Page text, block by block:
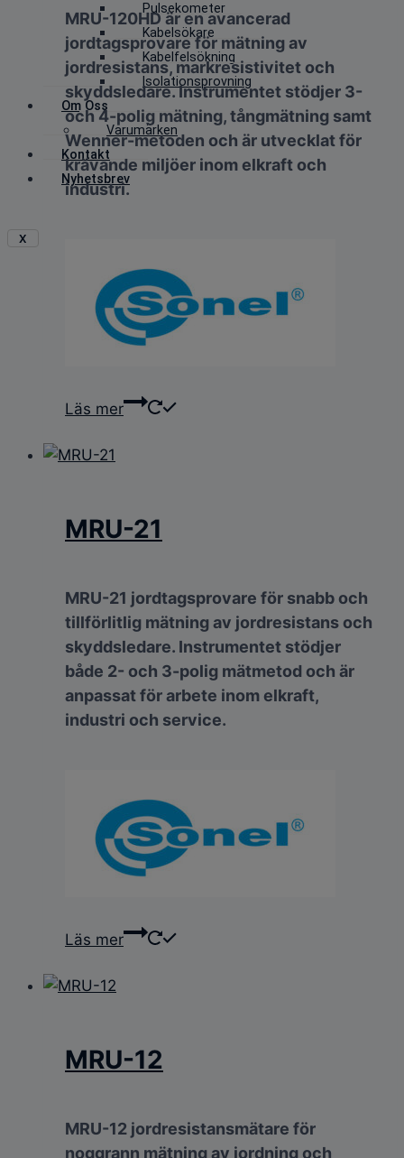
Pulsekometer
Kabelsökare
Kabelfelsökning
Isolationsprovning
Om Oss
Varumärken
Kontakt
Nyhetsbrev
X
MRU-120HD är en avancerad
jordtagsprovare för mätning av
jordresistans, markresistivitet och
skyddsledare. Instrumentet stödjer 3-
och 4-polig mätning, tångmätning samt
Wenner-metoden och är utvecklat för
krävande miljöer inom elkraft och
industri.
Läs mer
MRU-21
MRU-21 jordtagsprovare för snabb och
tillförlitlig mätning av jordresistans och
skyddsledare. Instrumentet stödjer
både 2- och 3-polig mätmetod och är
anpassat för arbete inom elkraft,
industri och service.
Läs mer
MRU-12
MRU-12 jordresistansmätare för
noggrann mätning av jordning och